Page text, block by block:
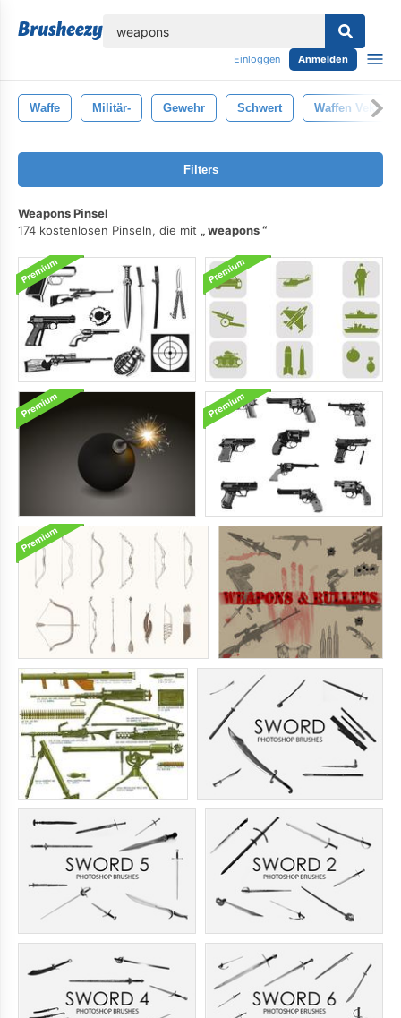
Einloggen Anmelden
Waffe Militär- Gewehr Schwert Waffen Vektor
Filters
Weapons Pinsel
174 kostenlosen Pinseln, die mit
weapons